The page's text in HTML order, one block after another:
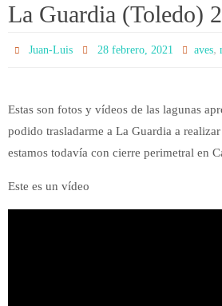
La Guardia (Toledo)
Juan-Luis 28 febrero, 2021 aves,
Estas son fotos y vídeos de las lagunas
podido trasladarme a La Guardia a
estamos todavía con cierre perimetral en
Este es un vídeo